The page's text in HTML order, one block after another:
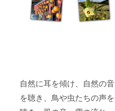
自然に耳を傾け、自然の音
を聴き、鳥や虫たちの声を